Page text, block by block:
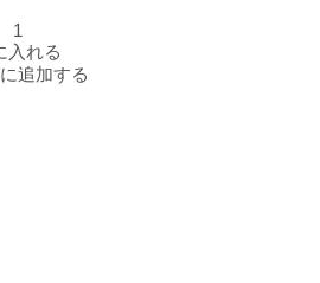
フェニーチェ ブラン・ド・ブラン エクス
入れる
追加する